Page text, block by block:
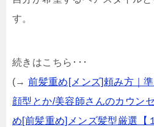
す。
続きはこちら･･･
(→前髪重め[メンズ]頼み方｜
顔型とか/美容師さんのカウン
め[前髪重め]メンズ髪型厳選【